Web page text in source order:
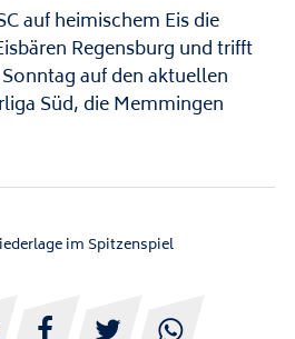
auf heimischem Eis die
Regensburg und trifft
auf den aktuellen
Süd, die Memmingen
im Spitzenspiel
  